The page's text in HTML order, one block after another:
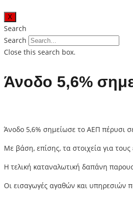
X
Search
Search
Close this search box.
Άνοδο 5,6%
Άνοδο 5,6% σημείωσε το ΑΕΠ πέρυσι
Με βάση, επίσης, τα στοιχεία για
Η τελική καταναλωτική δαπάνη
Οι εισαγωγές αγαθών και υπηρεσιών